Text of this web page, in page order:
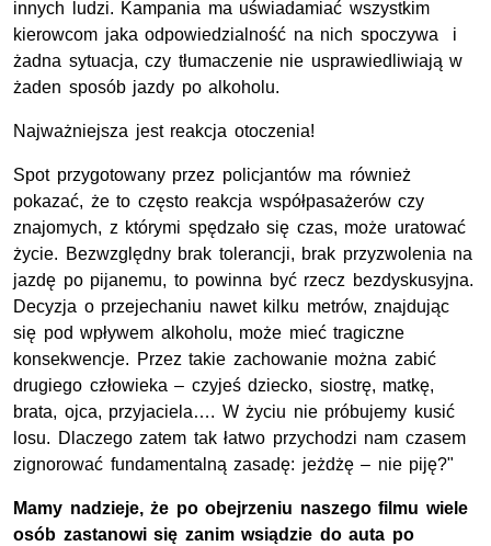
innych ludzi. Kampania ma uświadamiać wszystkim
kierowcom jaka odpowiedzialność na nich spoczywa i
żadna sytuacja, czy tłumaczenie nie usprawiedliwiają w
żaden sposób jazdy po alkoholu.
Najważniejsza jest reakcja otoczenia!
Spot przygotowany przez policjantów ma również
pokazać, że to często reakcja współpasażerów czy
znajomych, z którymi spędzało się czas, może uratować
życie. Bezwzględny brak tolerancji, brak przyzwolenia na
jazdę po pijanemu, to powinna być rzecz bezdyskusyjna.
Decyzja o przejechaniu nawet kilku metrów, znajdując
się pod wpływem alkoholu, może mieć tragiczne
konsekwencje. Przez takie zachowanie można zabić
drugiego człowieka – czyjeś dziecko, siostrę, matkę,
brata, ojca, przyjaciela…. W życiu nie próbujemy kusić
losu. Dlaczego zatem tak łatwo przychodzi nam czasem
zignorować fundamentalną zasadę: jeżdżę – nie piję?"
Mamy nadzieje, że po obejrzeniu naszego filmu wiele
osób zastanowi się zanim wsiądzie do auta po